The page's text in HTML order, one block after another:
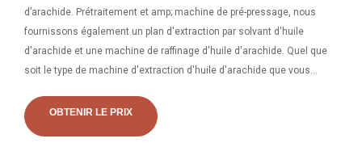
d’arachide. Prétraitement et amp; machine de pré-pressage, nous
fournissons également un plan d'extraction par solvant d'huile
d'arachide et une machine de raffinage d'huile d'arachide. Quel que
soit le type de machine d'extraction d'huile d'arachide que vous
machine d'extraction d'huile d'arachide à vis est largement utilisée
dans les usines pétrolières moyennes et grandes. Brève introduction
OBTENIR LE PRIX